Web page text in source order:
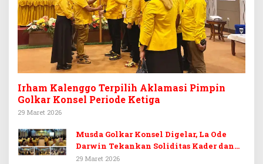
Irham Kalenggo Terpilih Aklamasi Pimpin
Golkar Konsel Periode Ketiga
29 Maret 2026
Musda Golkar Konsel Digelar, La Ode
Darwin Tekankan Soliditas Kader dan
Target 14 Kursi DPRD Konawe Selatan
29 Maret 2026